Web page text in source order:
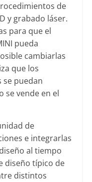
de
y grabado láser.
para que el
pueda
cambiarlas
que los
puedan
se vende en el
de
e integrarlas
al tiempo
diseño típico de
distintos